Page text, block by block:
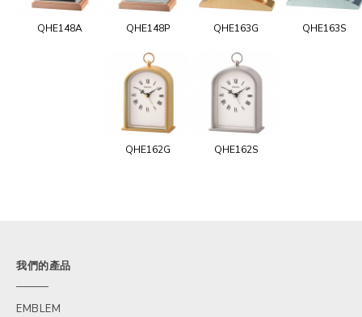
QHE148A QHE148P QHE163G QHE163S
QHE162G QHE162S
我們的產品
EMBLEM